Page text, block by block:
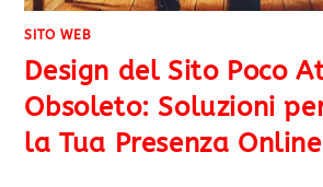
SITO WEB
Design del Sito Poco
Obsoleto: Soluzioni
la Tua Presenza Online